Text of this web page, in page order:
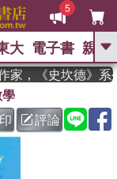
5
GO
、
是一群喵 、 暑期
獎 臺灣漫遊錄、 方
輝時代
偉大的迷走神經
大 電子書 親子
，《史坎德》系
評論